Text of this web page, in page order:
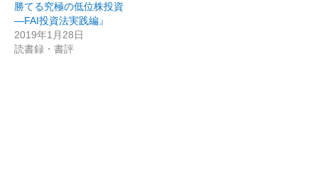
勝てる究極の低位株投資
―FAI投資法実践編』
2019年1月28日
読書録・書評